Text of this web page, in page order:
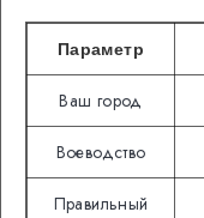
Параметр
Ваш город
Воеводство
Правильный